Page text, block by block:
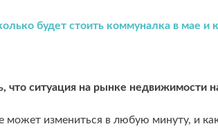
будет стоить коммуналка в мае и
ситуация на рынке недвижимости
может измениться в любую минуту, и